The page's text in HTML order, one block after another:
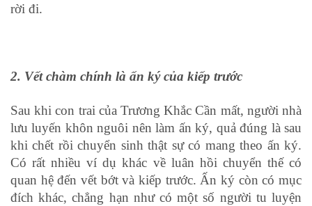
rời đi.
2. Vết chàm chính là ấn ký của kiếp trước
Sau khi con trai của Trương Khắc Cần mất, người nhà
lưu luyến khôn nguôi nên làm ấn ký, quả đúng là sau
khi chết rồi chuyển sinh thật sự có mang theo ấn ký.
Có rất nhiều ví dụ khác về luân hồi chuyển thế có
quan hệ đến vết bớt và kiếp trước.Ấn ký còn có mục
đích khác, chẳng hạn như có một số người tu luyện